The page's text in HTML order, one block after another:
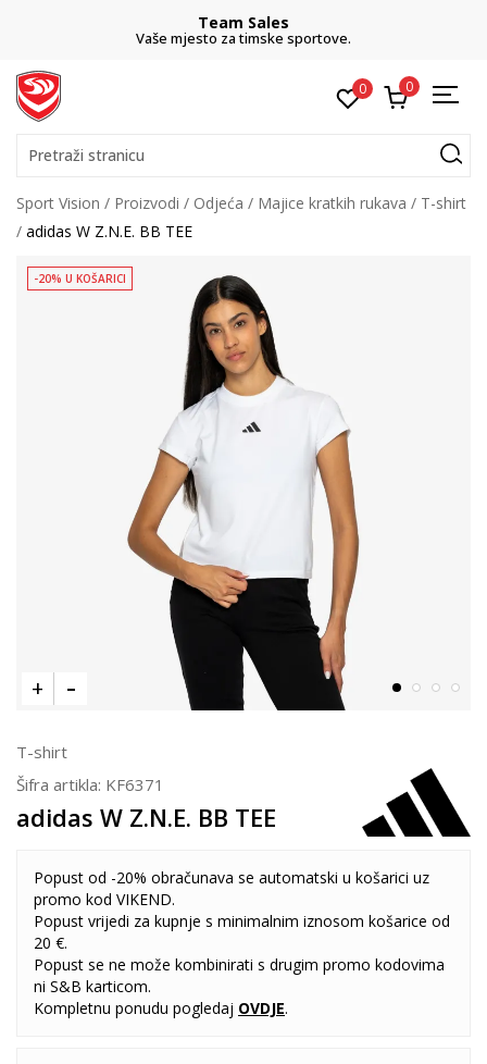
Team Sales
Vaše mjesto za timske sportove.
0 0
Pretraži stranicu
Sport Vision Proizvodi Odjeća Majice kratkih rukava
T-shirt
adidas W Z.N.E. BB TEE
-20% U KOŠARICI
T-shirt
Šifra artikla: KF6371
adidas W Z.N.E. BB TEE
Popust od -20% obračunava se automatski u košarici uz
promo kod VIKEND.
Popust vrijedi za kupnje s minimalnim iznosom košarice od
20 €.
Popust se ne može kombinirati s drugim promo kodovima
ni S&B karticom.
Kompletnu ponudu pogledaj OVDJE.